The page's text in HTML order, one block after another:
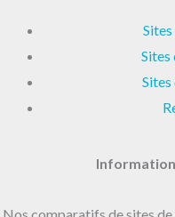
Sites
Nos comparatifs de sites